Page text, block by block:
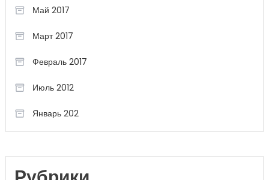
Май 2017
Март 2017
Февраль 2017
Июль 2012
Январь 202